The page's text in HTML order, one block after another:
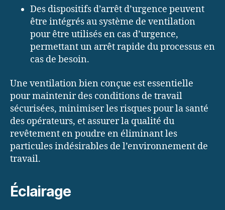
Des dispositifs d’arrêt d’urgence peuvent
être intégrés au système de ventilation
pour être utilisés en cas d’urgence,
permettant un arrêt rapide du processus en
cas de besoin.
Une ventilation bien conçue est essentielle
pour maintenir des conditions de travail
sécurisées, minimiser les risques pour la santé
des opérateurs, et assurer la qualité du
revêtement en poudre en éliminant les
particules indésirables de l’environnement de
travail.
Éclairage